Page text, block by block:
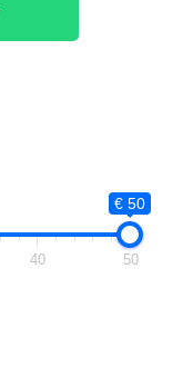
€ 50
40 50